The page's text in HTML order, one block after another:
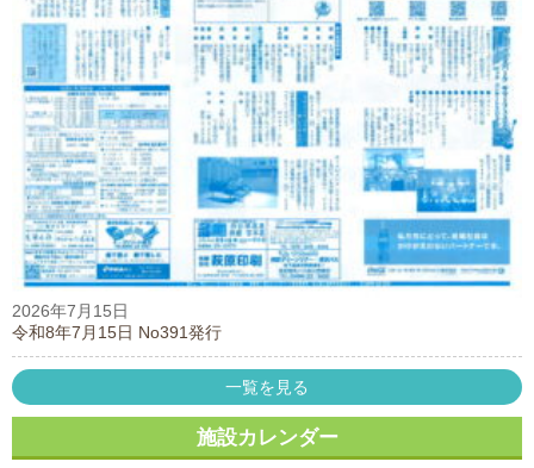
2026年7月15日
令和8年7月15日 No391発行
一覧を見る
施設カレンダー